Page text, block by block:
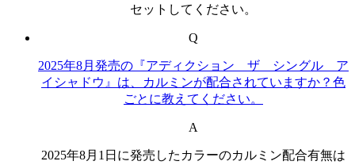
セットしてください。
Q
2025年8月発売の『アディクション ザ シングル ア
イシャドウ』は、カルミンが配合されていますか？色
ごとに教えてください。
A
2025年8月1日に発売したカラーのカルミン配合有無は